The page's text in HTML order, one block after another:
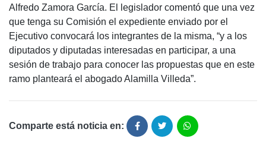
Alfredo Zamora García. El legislador comentó que una vez
que tenga su Comisión el expediente enviado por el
Ejecutivo convocará los integrantes de la misma, “y a los
diputados y diputadas interesadas en participar, a una
sesión de trabajo para conocer las propuestas que en este
ramo planteará el abogado Alamilla Villeda”.
Comparte está noticia en: